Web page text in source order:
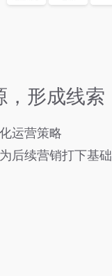
，形成线索
运营策略
后续营销打下基础